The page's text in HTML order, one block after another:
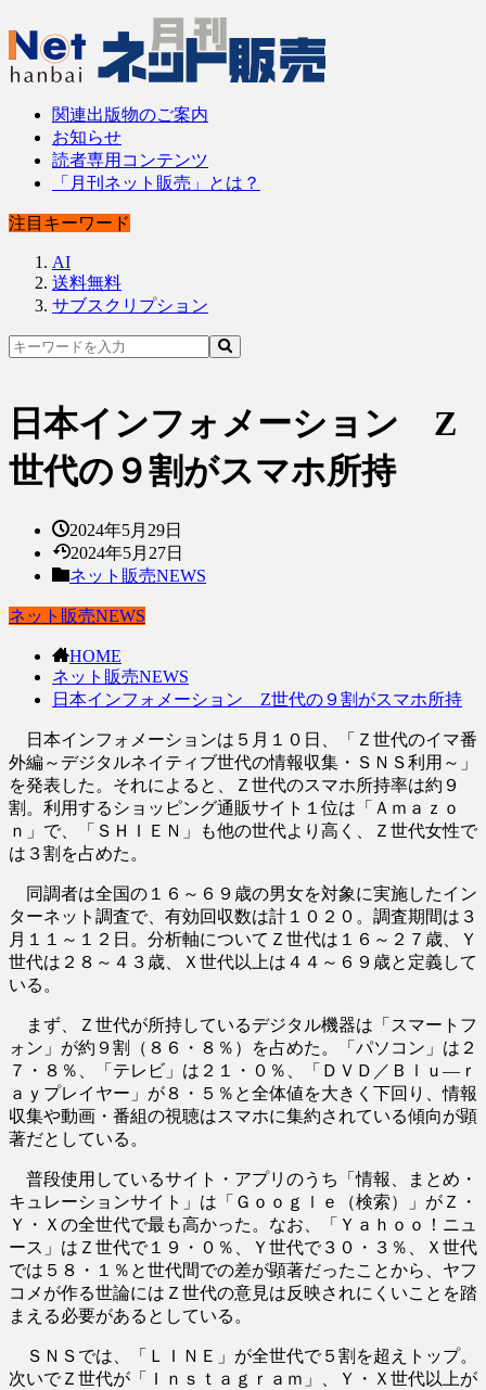
関連出版物のご案内
お知らせ
読者専用コンテンツ
「月刊ネット販売」とは？
注目キーワード
AI
送料無料
サブスクリプション
日本インフォメーション Z
世代の９割がスマホ所持
2024年5月29日
2024年5月27日
ネット販売NEWS
ネット販売NEWS
HOME
ネット販売NEWS
日本インフォメーション Z世代の９割がスマホ所持
日本インフォメーションは５月１０日、「Ｚ世代のイマ番
外編～デジタルネイティブ世代の情報収集・ＳＮＳ利用～」
を発表した。それによると、Ｚ世代のスマホ所持率は約９
割。利用するショッピング通販サイト１位は「Ａｍａｚｏ
ｎ」で、「ＳＨＩＥＮ」も他の世代より高く、Ｚ世代女性で
は３割を占めた。
同調者は全国の１６～６９歳の男女を対象に実施したイン
ターネット調査で、有効回収数は計１０２０。調査期間は３
月１１～１２日。分析軸についてＺ世代は１６～２７歳、Ｙ
世代は２８～４３歳、Ｘ世代以上は４４～６９歳と定義して
いる。
まず、Ｚ世代が所持しているデジタル機器は「スマートフ
ォン」が約９割（８６・８％）を占めた。「パソコン」は２
７・８％、「テレビ」は２１・０％、「ＤＶＤ／Ｂｌｕ―ｒ
ａｙプレイヤー」が８・５％と全体値を大きく下回り、情報
収集や動画・番組の視聴はスマホに集約されている傾向が顕
著だとしている。
普段使用しているサイト・アプリのうち「情報、まとめ・
キュレーションサイト」は「Ｇｏｏｇｌｅ（検索）」がＺ・
Ｙ・Ｘの全世代で最も高かった。なお、「Ｙａｈｏｏ！ニュ
ース」はＺ世代で１９・０％、Ｙ世代で３０・３％、Ｘ世代
では５８・１％と世代間での差が顕著だったことから、ヤフ
コメが作る世論にはＺ世代の意見は反映されにくいことを踏
まえる必要があるとしている。
ＳＮＳでは、「ＬＩＮＥ」が全世代で５割を超えトップ。
次いでＺ世代が「Ｉｎｓｔａｇｒａｍ」、Ｙ・Ｘ世代以上が